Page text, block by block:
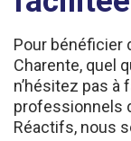
Charente, quel
n’hésitez pas à
professionnels
Réactifs, nous
démarches